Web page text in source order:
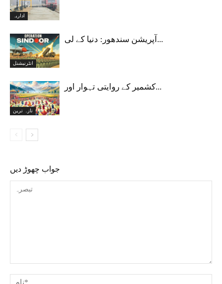
اداریہ
انٹرنیشنل
آپریشن سندھور: دنیا کے لی...
تازہ ترین
کشمیر کے روایتی تہوار اور...
جواب چھوڑ دیں